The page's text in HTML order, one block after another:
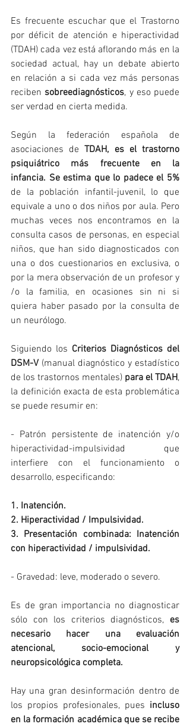
Es frecuente escuchar que el Trastorno
por déficit de atención e hiperactividad
(TDAH) cada vez está aflorando más en la
sociedad actual, hay un debate abierto
en relación a si cada vez más personas
reciben sobreediagnósticos, y eso puede
ser verdad en cierta medida.
Según la federación española de
asociaciones de TDAH, es el trastorno
psiquiátrico más frecuente en la
infancia. Se estima que lo padece el 5%
de la población infantil-juvenil, lo que
equivale a uno o dos niños por aula. Pero
muchas veces nos encontramos en la
consulta casos de personas, en especial
niños, que han sido diagnosticados con
una o dos cuestionarios en exclusiva, o
por la mera observación de un profesor y
/o la familia, en ocasiones sin ni si
quiera haber pasado por la consulta de
un neurólogo.
Siguiendo los Criterios Diagnósticos del
DSM-V (manual diagnóstico y estadístico
de los trastornos mentales) para el TDAH,
la definición exacta de esta problemática
se puede resumir en:
- Patrón persistente de inatención y/o
hiperactividad-impulsividad que
interfiere con el funcionamiento o
desarrollo, especificando:
1. Inatención.
2. Hiperactividad / Impulsividad.
3. Presentación combinada: Inatención
con hiperactividad / impulsividad.
- Gravedad: leve, moderado o severo.
Es de gran importancia no diagnosticar
sólo con los criterios diagnósticos, es
necesario hacer una evaluación
atencional, socio-emocional y
neuropsicológica completa.
Hay una gran desinformación dentro de
los propios profesionales, pues incluso
en la formación académica que se recibe